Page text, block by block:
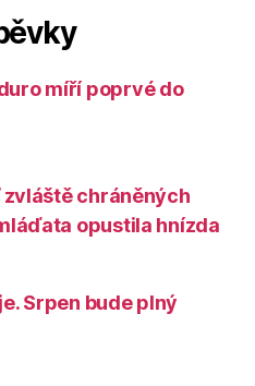
míří poprvé do
chráněných
opustila hnízda
Srpen bude plný